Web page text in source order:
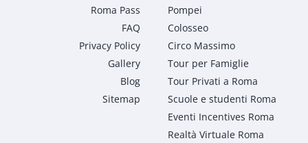
Roma Pass
FAQ
Privacy Policy
Gallery
Blog
Sitemap
Pompei
Colosseo
Circo Massimo
Tour per Famiglie
Tour Privati a Roma
Scuole e studenti Roma
Eventi Incentives Roma
Realtà Virtuale Roma